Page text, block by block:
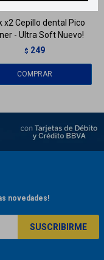
x2 Cepillo dental Pico
- Ultra Soft Nuevo!
$ 249
novedades!
SUSCRIBIRME